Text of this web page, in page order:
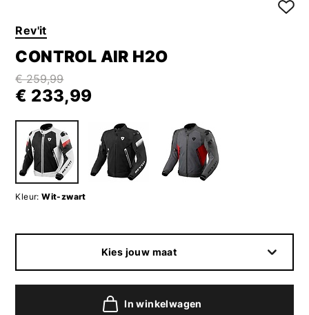
Rev'it
CONTROL AIR H2O
€ 259,99
€ 233,99
Kleur: Wit-zwart
Kies jouw maat
In winkelwagen